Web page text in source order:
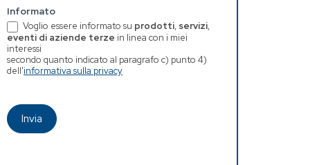
Informato
Voglio essere informato su prodotti, servizi,
eventi di aziende terze in linea con i miei
interessi
secondo quanto indicato al paragrafo c) punto 4)
dell'informativa sulla privacy
Invia